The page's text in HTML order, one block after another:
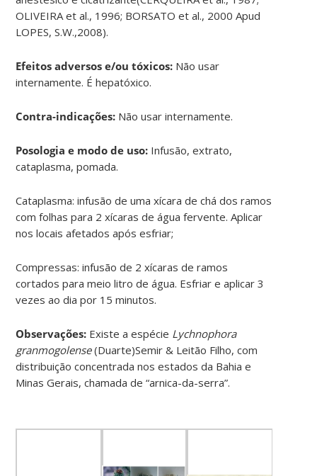
OLIVEIRA et al., 1996; BORSATO et al., 2000 Apud
LOPES, S.W.,2008).
Efeitos adversos e/ou tóxicos: Não usar
internamente. É hepatóxico.
Contra-indicações: Não usar internamente.
Posologia e modo de uso: Infusão, extrato,
cataplasma, pomada.
Cataplasma: infusão de uma xícara de chá dos ramos
com folhas para 2 xícaras de água fervente. Aplicar
nos locais afetados após esfriar;
Compressas: infusão de 2 xícaras de ramos
cortados para meio litro de água. Esfriar e aplicar 3
vezes ao dia por 15 minutos.
Observações: Existe a espécie Lychnophora
granmogolense(Duarte)Semir & Leitão Filho, com
distribuição concentrada nos estados da Bahia e
Minas Gerais, chamada de “arnica-da-serra”.